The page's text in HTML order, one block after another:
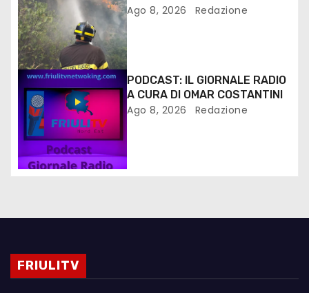
MONFALCONE
Ago 8, 2026 Redazione
PODCAST: IL GIORNALE RADIO
A CURA DI OMAR COSTANTINI
Ago 8, 2026 Redazione
FRIULITV